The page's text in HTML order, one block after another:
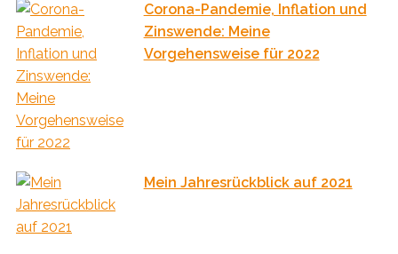
Corona-Pandemie, Inflation und
Zinswende: Meine
Vorgehensweise für 2022
Mein Jahresrückblick auf 2021